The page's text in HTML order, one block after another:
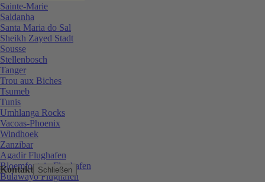
Kontakt Schließen
Sainte-Marie
Saldanha
Santa Maria do Sal
Sheikh Zayed Stadt
Sousse
Stellenbosch
Tanger
Trou aux Biches
Tsumeb
Tunis
Umhlanga Rocks
Vacoas-Phoenix
Windhoek
Zanzibar
Agadir Flughafen
Bloemfontein Flughafen
Bulawayo Flughafen